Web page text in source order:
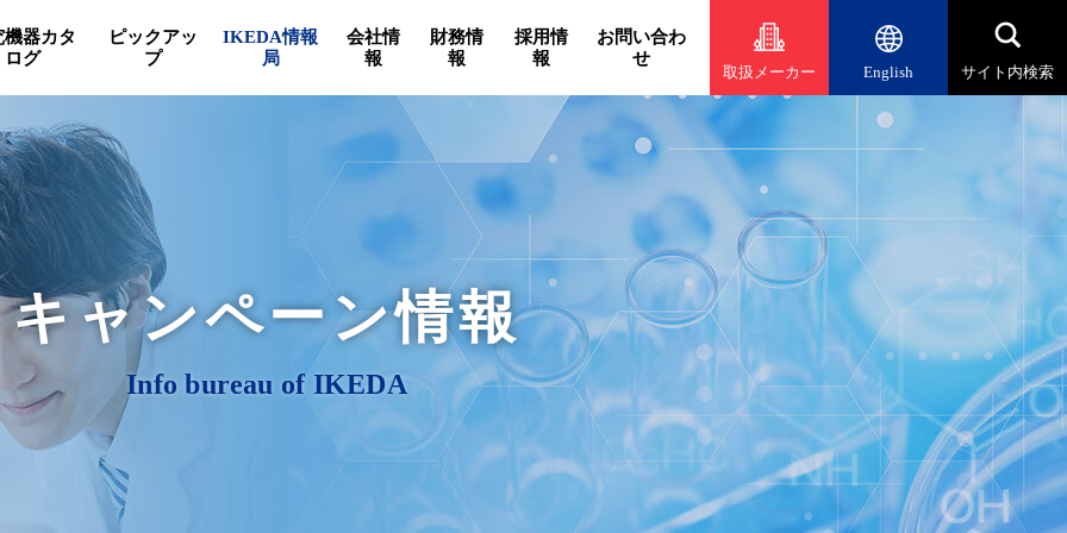
機器カタ
ログ
ピックアッ
プ
IKEDA情報
局
会社情
報
財務情
報
採用情
報
お問い合わ
せ
取扱メーカー English サイト内検索
キャンペーン情報